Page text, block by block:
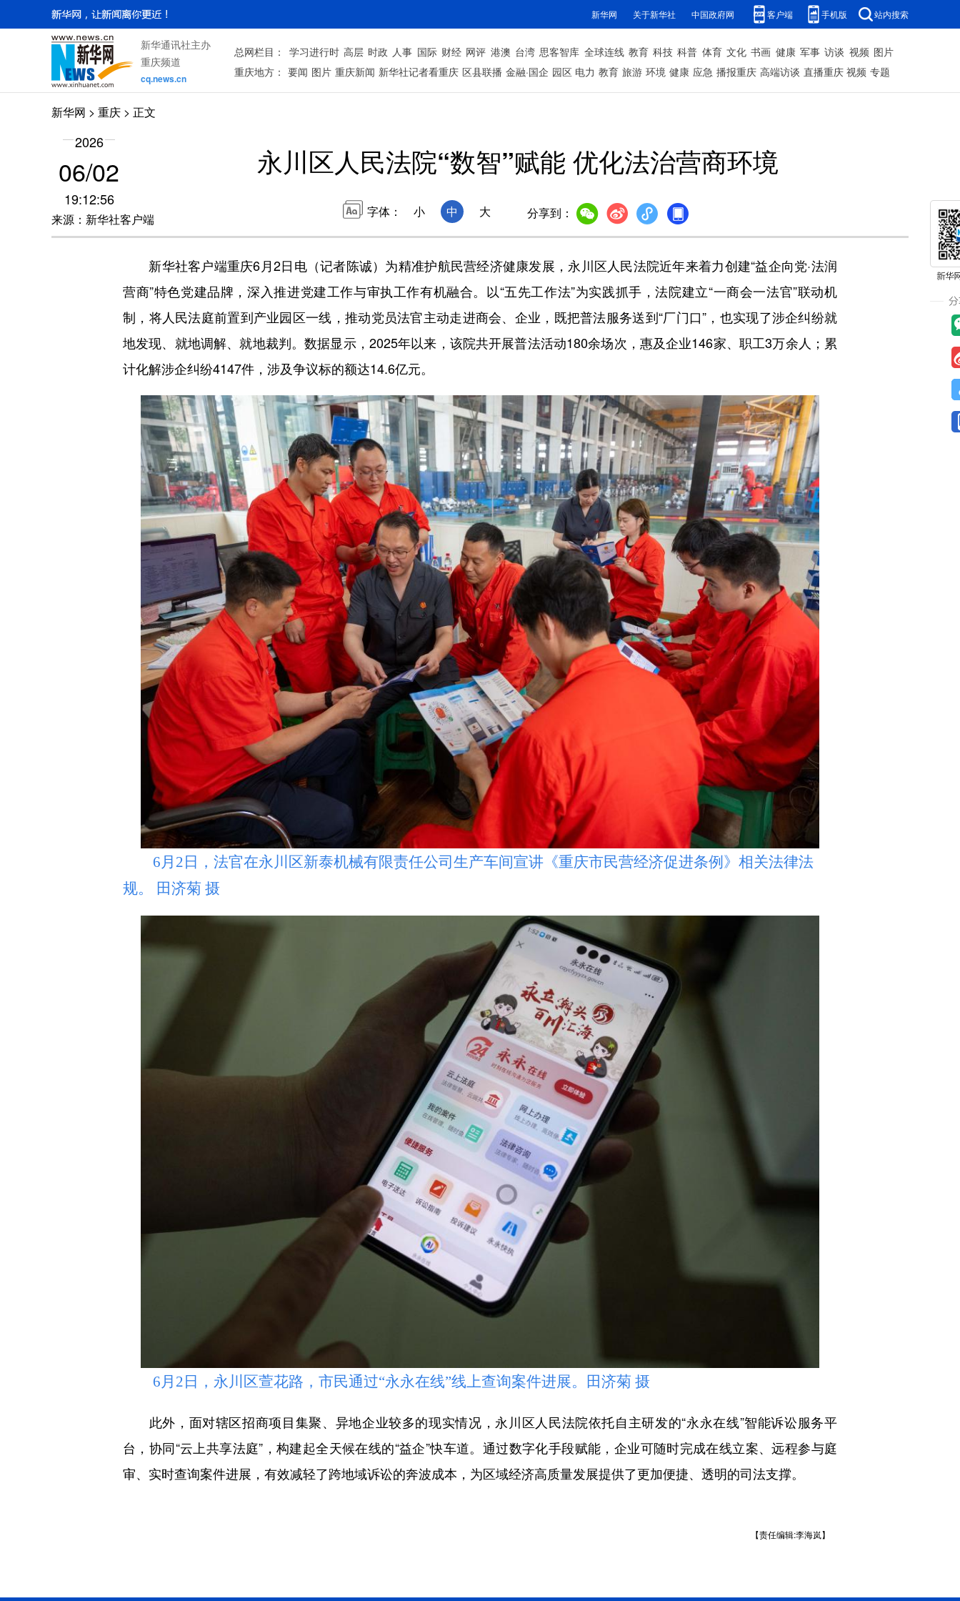
新华网 关于新华社 中国政府网 客户端 手机版 站内搜索
新华通讯社主办
重庆频道
cq.news.cn
总网栏目： 学习进行时 高层 时政 人事 国际 财经 网评 港澳 台湾 思客智库 全球连线 教育 科技 科普 体育 文化 书画 健康 军事 访谈 视频 图片
重庆地方： 要闻 图片 重庆新闻 新华社记者看重庆 区县联播 金融·国企 园区 电力 教育 旅游 环境 健康 应急 播报重庆 高端访谈 直播重庆 视频 专题
新华网 > 重庆 > 正文
2026
06/02
19:12:56
来源：新华社客户端
永川区人民法院“数智”赋能 优化法治营商环境
字体： 小 中 大 分享到：
新华社客户端重庆6月2日电（记者陈诚）为精准护航民营经济健康发展，永川区人民法院近年来着力创建“益企向党·法润
营商”特色党建品牌，深入推进党建工作与审执工作有机融合。以“五先工作法”为实践抓手，法院建立“一商会一法官”联动机
制，将人民法庭前置到产业园区一线，推动党员法官主动走进商会、企业，既把普法服务送到“厂门口”，也实现了涉企纠纷就
地发现、就地调解、就地裁判。数据显示，2025年以来，该院共开展普法活动180余场次，惠及企业146家、职工3万余人；累
计化解涉企纠纷4147件，涉及争议标的额达14.6亿元。
6月2日，法官在永川区新泰机械有限责任公司生产车间宣讲《重庆市民营经济促进条例》相关法律法
规。 田济菊 摄
6月2日，永川区萱花路，市民通过“永永在线”线上查询案件进展。田济菊 摄
此外，面对辖区招商项目集聚、异地企业较多的现实情况，永川区人民法院依托自主研发的“永永在线”智能诉讼服务平
台，协同“云上共享法庭”，构建起全天候在线的“益企”快车道。通过数字化手段赋能，企业可随时完成在线立案、远程参与庭
审、实时查询案件进展，有效减轻了跨地域诉讼的奔波成本，为区域经济高质量发展提供了更加便捷、透明的司法支撑。
【责任编辑:李海岚】